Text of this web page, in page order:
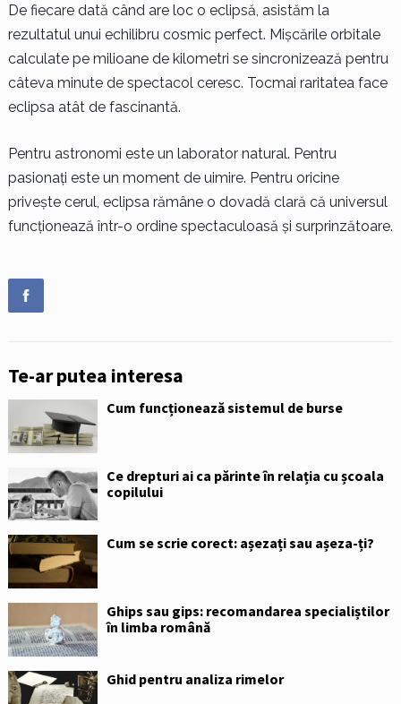
De fiecare dată când are loc o eclipsă, asistăm la
rezultatul unui echilibru cosmic perfect. Mișcările orbitale
calculate pe milioane de kilometri se sincronizează pentru
câteva minute de spectacol ceresc. Tocmai raritatea face
eclipsa atât de fascinantă.
Pentru astronomi este un laborator natural. Pentru
pasionați este un moment de uimire. Pentru oricine
privește cerul, eclipsa rămâne o dovadă clară că universul
funcționează într-o ordine spectaculoasă și surprinzătoare.
Te-ar putea interesa
Cum funcționează sistemul de burse
Ce drepturi ai ca părinte în relația cu școala
copilului
Cum se scrie corect: așezați sau așeza-ți?
Ghips sau gips: recomandarea specialiștilor
în limba română
Ghid pentru analiza rimelor